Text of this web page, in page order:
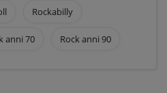
Rockabilly
anni 70 Rock anni 90